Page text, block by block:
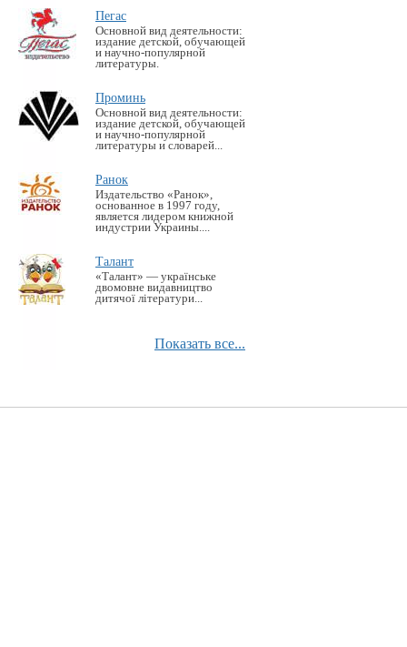
Пегас
Основной вид деятельности:
издание детской, обучающей
и научно-популярной
литературы.
Проминь
Основной вид деятельности:
издание детской, обучающей
и научно-популярной
литературы и словарей...
Ранок
Издательство «Ранок»,
основанное в 1997 году,
является лидером книжной
индустрии Украины....
Талант
«Талант» — українське
двомовне видавництво
дитячої літератури...
Показать все...